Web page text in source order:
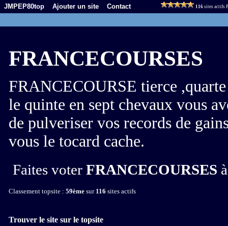
JMPEP80top Ajouter un site Contact 116 sites actifs
FRANCECOURSES
FRANCECOURSE tierce
le quinte en sept chevaux vous
de pulveriser vos records de
vous le tocard cache.
Faites voter FRANCECOURSES
Classement topsite : 59ème sur 116 sites actifs
Trouver le site sur le topsite